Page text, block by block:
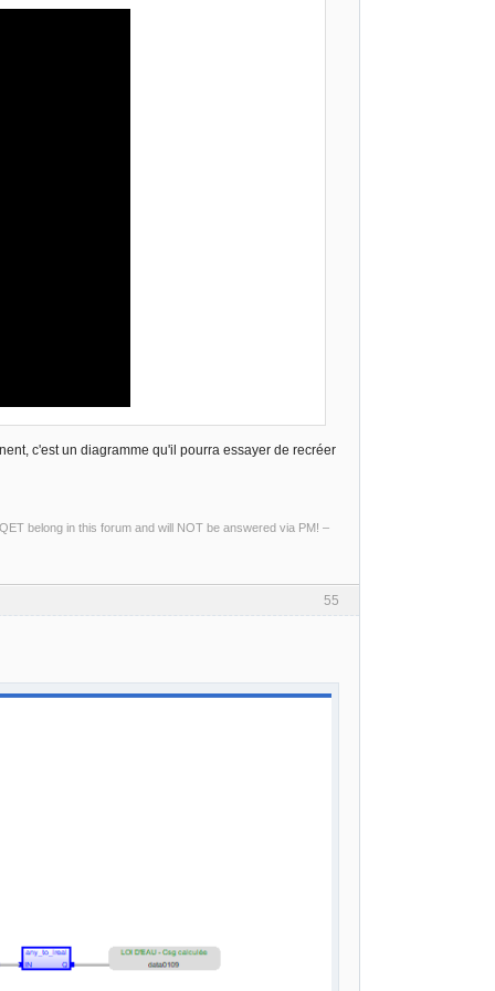
c'est un diagramme qu'il pourra essayer de recréer
belong in this forum and will NOT be answered via PM! –
55